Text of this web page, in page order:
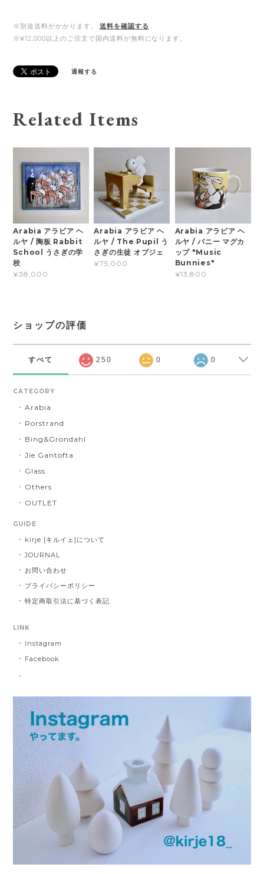
※別途送料がかかります。
送料を確認する
※¥12,000以上のご注文で国内送料が無料になります。
通報する
Related Items
Arabia アラビア ヘ
ルヤ / 陶板 Rabbit
School うさぎの学
校
¥38,000
Arabia アラビア ヘ
ルヤ / The Pupil う
さぎの生徒 オブジェ
¥75,000
Arabia アラビア ヘ
ルヤ / バニー マグカ
ップ "Music
Bunnies"
¥13,800
ショップの評価
すべて 250 0 0
CATEGORY
Arabia
Rorstrand
Bing&Grondahl
Jie Gantofta
Glass
Others
OUTLET
GUIDE
kirje [キルイェ]について
JOURNAL
お問い合わせ
プライバシーポリシー
特定商取引法に基づく表記
LINK
Instagram
Facebook